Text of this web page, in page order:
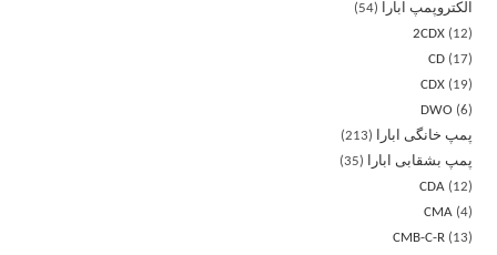
الکتروپمپ ابارا
54
2CDX
12
CD
17
CDX
19
DWO
6
پمپ خانگی ابارا
213
پمپ بشقابی ابارا
35
CDA
12
CMA 4
CMB-C-R
13